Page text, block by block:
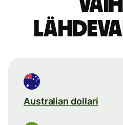
Australian dollari